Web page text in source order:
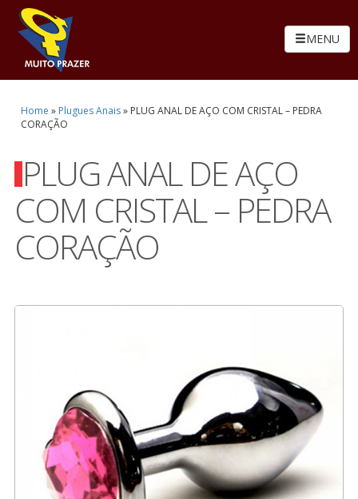
MENU
Home » Plugues Anais» PLUG ANAL DE AÇO COM CRISTAL – PEDRA
CORAÇÃO
PLUG ANAL DE AÇO
COM CRISTAL – PEDRA
CORAÇÃO